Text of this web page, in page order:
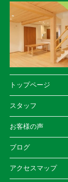
トップページ
スタッフ
お客様の声
ブログ
アクセスマップ